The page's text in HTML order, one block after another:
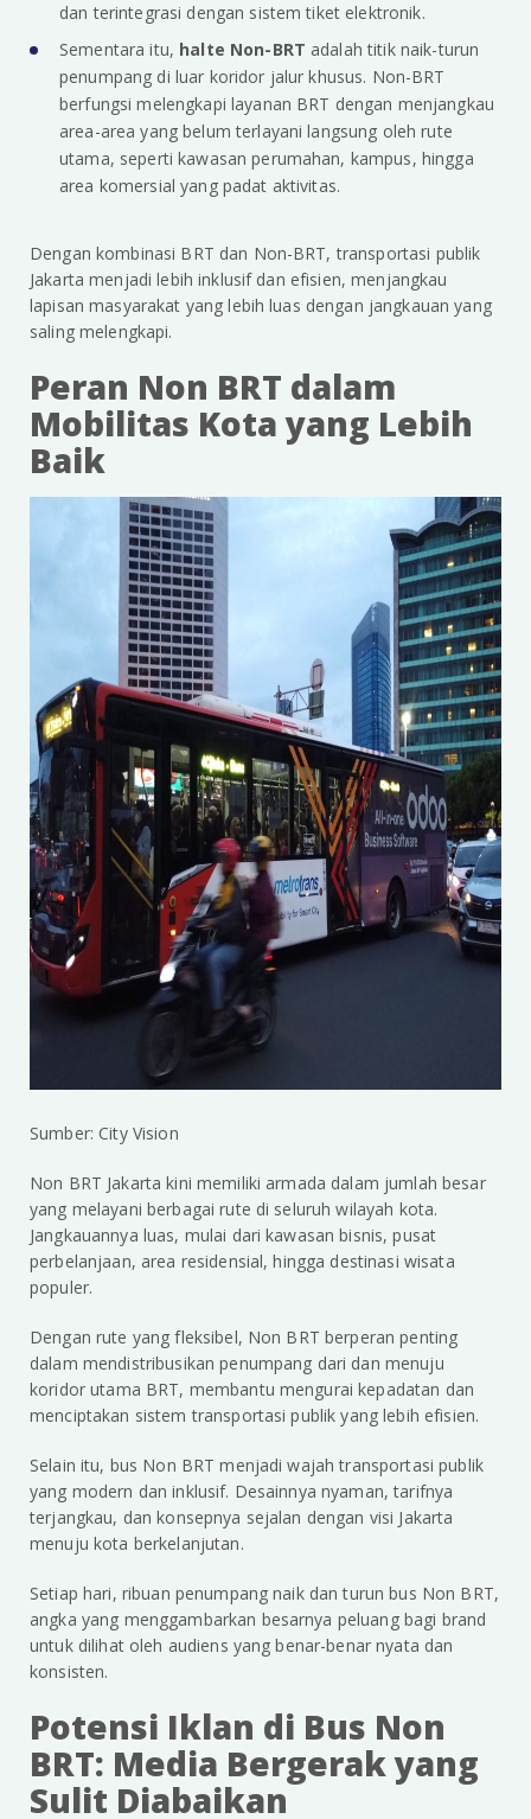
dan terintegrasi dengan sistem tiket elektronik.
Sementara itu, halte Non-BRT adalah titik naik-turun
penumpang di luar koridor jalur khusus. Non-BRT
berfungsi melengkapi layanan BRT dengan menjangkau
area-area yang belum terlayani langsung oleh rute
utama, seperti kawasan perumahan, kampus, hingga
area komersial yang padat aktivitas.
Dengan kombinasi BRT dan Non-BRT, transportasi publik
Jakarta menjadi lebih inklusif dan efisien, menjangkau
lapisan masyarakat yang lebih luas dengan jangkauan yang
saling melengkapi.
Peran Non BRT dalam
Mobilitas Kota yang Lebih
Baik
Sumber: City Vision
Non BRT Jakarta kini memiliki armada dalam jumlah besar
yang melayani berbagai rute di seluruh wilayah kota.
Jangkauannya luas, mulai dari kawasan bisnis, pusat
perbelanjaan, area residensial, hingga destinasi wisata
populer.
Dengan rute yang fleksibel, Non BRT berperan penting
dalam mendistribusikan penumpang dari dan menuju
koridor utama BRT, membantu mengurai kepadatan dan
menciptakan sistem transportasi publik yang lebih efisien.
Selain itu, bus Non BRT menjadi wajah transportasi publik
yang modern dan inklusif. Desainnya nyaman, tarifnya
terjangkau, dan konsepnya sejalan dengan visi Jakarta
menuju kota berkelanjutan.
Setiap hari, ribuan penumpang naik dan turun bus Non BRT,
angka yang menggambarkan besarnya peluang bagi brand
untuk dilihat oleh audiens yang benar-benar nyata dan
konsisten.
Potensi Iklan di Bus Non
BRT: Media Bergerak yang
Sulit Diabaikan